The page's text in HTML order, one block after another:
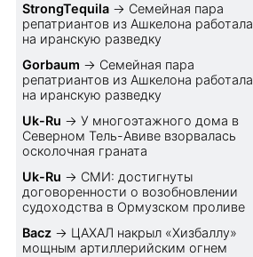
StrongTequila → Семейная пара
репатриантов из Ашкелона работала
на иранскую разведку
Gorbaum → Семейная пара
репатриантов из Ашкелона работала
на иранскую разведку
Uk-Ru →У многоэтажного дома в
Северном Тель-Авиве взорвалась
осколочная граната
Uk-Ru → СМИ: достигнуты
договоренности о возобновлении
судоходства в Ормузском проливе
Bacz → ЦАХАЛ накрыл «Хизбаллу»
мощным артиллерийским огнем